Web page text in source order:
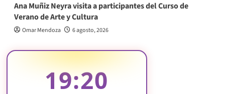
Ana Muñiz Neyra visita a participantes del Curso de
Verano de Arte y Cultura
Omar Mendoza 6 agosto, 2026
19:20